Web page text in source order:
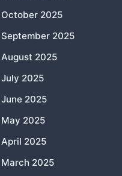
October 2025
September 2025
August 2025
July 2025
June 2025
May 2025
April 2025
March 2025